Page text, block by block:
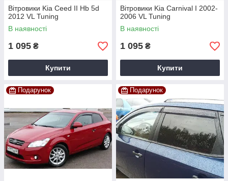
Вітровики Kia Ceed II Hb 5d
2012 VL Tuning
В наявності
1 095 ₴
Купити
Вітровики Kia Carnival I 2002-
2006 VL Tuning
В наявності
1 095 ₴
Купити
Подарунок Подарунок